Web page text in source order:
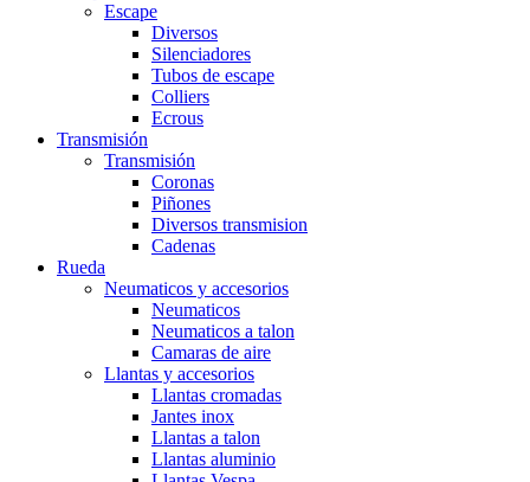
Escape
Diversos
Silenciadores
Tubos de escape
Colliers
Ecrous
Transmisión
Transmisión
Coronas
Piñones
Diversos transmision
Cadenas
Rueda
Neumaticos y accesorios
Neumaticos
Neumaticos a talon
Camaras de aire
Llantas y accesorios
Llantas cromadas
Jantes inox
Llantas a talon
Llantas aluminio